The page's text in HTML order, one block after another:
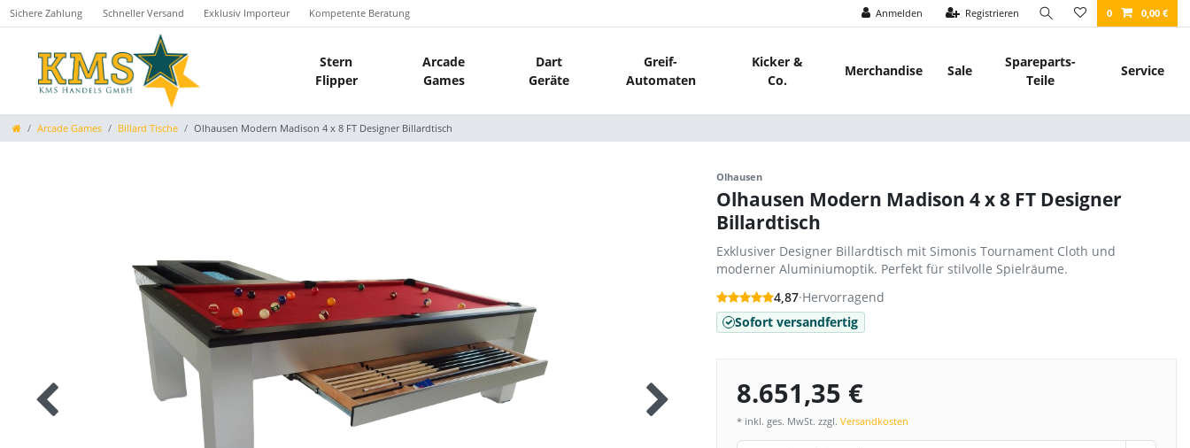
Sichere Zahlung Schneller Versand Exklusiv Importeur Kompetente Beratung Anmelden Registrieren 0 0,00 €
Stern
Flipper
Arcade
Games
Dart
Geräte
Greif-
Automaten
Kicker &
Co.
Merchandise Sale
Spareparts-
Teile
Service
Arcade Games Billard Tische Olhausen Modern Madison 4 x 8 FT Designer Billardtisch
Olhausen
Olhausen Modern Madison 4 x 8 FT Designer
Billardtisch
Exklusiver Designer Billardtisch mit Simonis Tournament Cloth und
moderner Aluminiumoptik. Perfekt für stilvolle Spielräume.
4,87·Hervorragend
Sofort versandfertig
8.651,35 €
* inkl. ges. MwSt. zzgl.Versandkosten